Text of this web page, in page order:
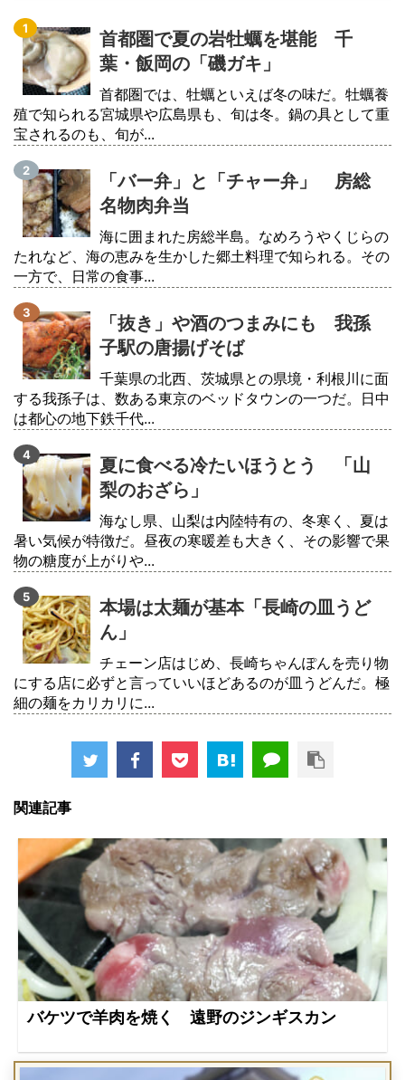
首都圏で夏の岩牡蠣を堪能 千
葉・飯岡の「磯ガキ」
首都圏では、牡蠣といえば冬の味だ。牡蠣養
殖で知られる宮城県や広島県も、旬は冬。鍋の具として重
宝されるのも、旬が...
「バー弁」と「チャー弁」 房総
名物肉弁当
海に囲まれた房総半島。なめろうやくじらの
たれなど、海の恵みを生かした郷土料理で知られる。その
一方で、日常の食事...
「抜き」や酒のつまみにも 我孫
子駅の唐揚げそば
千葉県の北西、茨城県との県境・利根川に面
する我孫子は、数ある東京のベッドタウンの一つだ。日中
は都心の地下鉄千代...
夏に食べる冷たいほうとう 「山
梨のおざら」
海なし県、山梨は内陸特有の、冬寒く、夏は
暑い気候が特徴だ。昼夜の寒暖差も大きく、その影響で果
物の糖度が上がりや...
本場は太麺が基本「長崎の皿うど
ん」
チェーン店はじめ、長崎ちゃんぽんを売り物
にする店に必ずと言っていいほどあるのが皿うどんだ。極
細の麺をカリカリに...
関連記事
バケツで羊肉を焼く 遠野のジンギスカン